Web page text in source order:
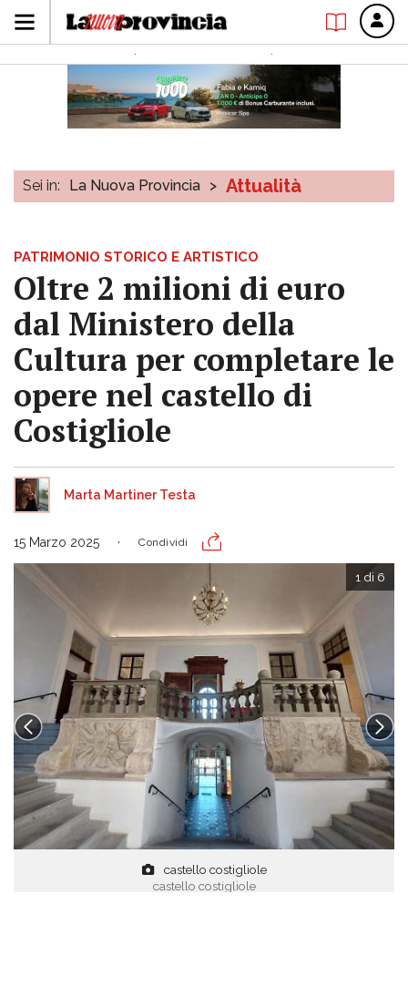
Sei in: La Nuova Provincia > Attualità
PATRIMONIO STORICO E ARTISTICO
Oltre 2 milioni di euro
dal Ministero della
Cultura per completare le
opere nel castello di
Costigliole
Marta Martiner Testa
15 Marzo 2025 Condividi
castello costigliole
castello costigliole
1 di 6